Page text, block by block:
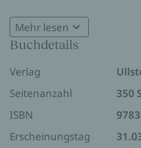
Polizistenbruder mit dem
Saison allein lassen.
Protestbanner gewickelt?
der Umweltschutzszene?
Ilva sich auf Mörderjagd –
Watt, als gut für sie ist …
Mehr lesen
Buchdetails
Verlag
Seitenanzahl
350
ISBN
Erscheinungstag